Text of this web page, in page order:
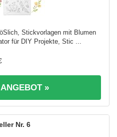
Stickvorlagen mit Blumen
für DIY Projekte, Stic ...
»
6